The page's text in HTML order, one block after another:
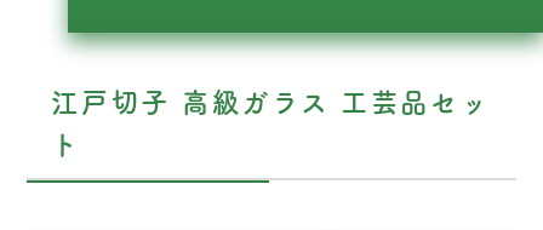
江戸切子 高級ガラス 工芸品セッ
ト